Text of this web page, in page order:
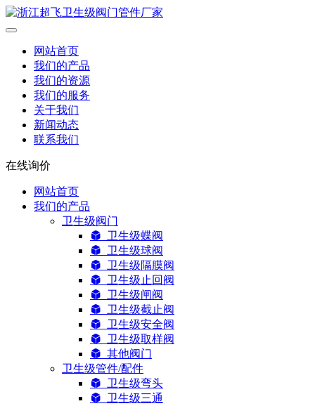
网站首页
我们的产品
我们的资源
我们的服务
关于我们
新闻动态
联系我们
在线询价
网站首页
我们的产品
卫生级阀门
卫生级蝶阀
卫生级球阀
卫生级隔膜阀
卫生级止回阀
卫生级闸阀
卫生级截止阀
卫生级安全阀
卫生级取样阀
其他阀门
卫生级管件/配件
卫生级弯头
卫生级三通